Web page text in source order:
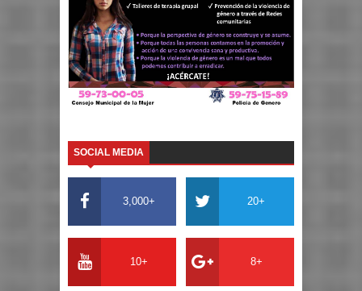
SOCIAL MEDIA
3,000+ 20+
10+ 8+